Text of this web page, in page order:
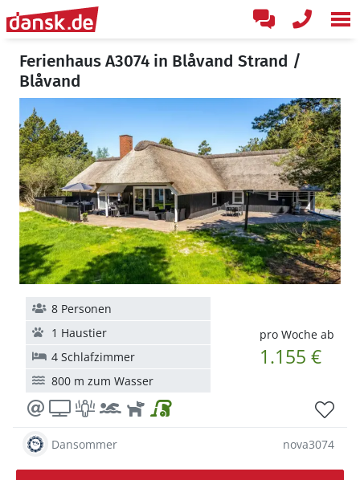
Ferienhaus A3074 in Blåvand Strand /
Blåvand
pro Woche ab
1.155 €
8 Personen
1 Haustier
4 Schlafzimmer
800 m zum Wasser
Dansommer nova3074